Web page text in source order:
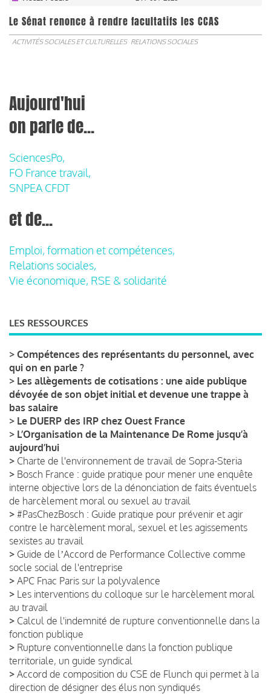
Le Sénat renonce à rendre facultatifs les CCAS
ACTIVITÉS SOCIALES ET CULTURELLES RELATIONS SOCIALES
Aujourd'hui
on parle de...
SciencesPo,
FO France travail,
SNPEA CFDT
et de...
Emploi, formation et compétences,
Relations sociales,
Vie économique, RSE & solidarité
LES RESSOURCES
> Compétences des représentants du personnel, avec
qui on en parle ?
> Les allègements de cotisations : une aide publique
dévoyée de son objet initial et devenue une trappe à
bas salaire
> Le DUERP des IRP chez Ouest France
> L’Organisation de la Maintenance De Rome jusqu’à
aujourd’hui
> Charte de l'environnement de travail de Sopra-Steria
> Bosch France : guide pratique pour mener une enquête
interne objective lors de la dénonciation de faits éventuels
de harcèlement moral ou sexuel au travail
> #PasChezBosch : Guide pratique pour prévenir et agir
contre le harcèlement moral, sexuel et les agissements
sexistes au travail
> Guide de lʼAccord de Performance Collective comme
socle social de l'entreprise
> APC Fnac Paris sur la polyvalence
> Les interventions du colloque sur le harcèlement moral
au travail
> Calcul de l'indemnité de rupture conventionnelle dans la
fonction publique
> Rupture conventionnelle dans la fonction publique
territoriale, un guide syndical
> Accord de composition du CSE de Flunch qui permet à la
direction de désigner des élus non syndiqués